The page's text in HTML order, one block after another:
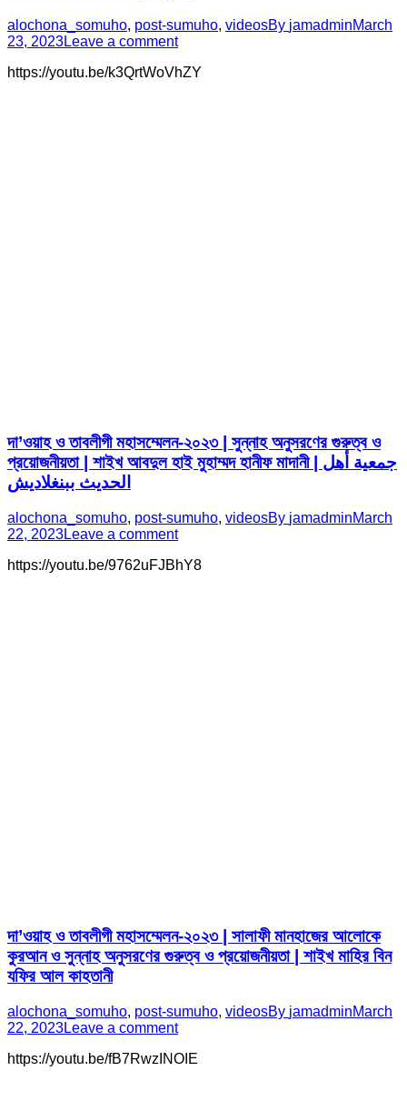
alochona_somuho, post-sumuho, videosBy jamadminMarch
23, 2023Leave a comment
https://youtu.be/k3QrtWoVhZY
দা’ওয়াহ ও তাবলীগী মহাসম্মেলন-২০২৩ | সুন্নাহ অনুসরণের গুরুত্ব ও
প্রয়োজনীয়তা | শাইখ আবদুল হাই মুহাম্মদ হানীফ মাদানী | جمعية أهل
الحديث ببنغلاديش
alochona_somuho, post-sumuho, videosBy jamadminMarch
22, 2023Leave a comment
https://youtu.be/9762uFJBhY8
দা’ওয়াহ ও তাবলীগী মহাসম্মেলন-২০২৩ | সালাফী মানহাজের আলোকে
কুরআন ও সুন্নাহ অনুসরণের গুরুত্ব ও প্রয়োজনীয়তা | শাইখ মাহির বিন
যফির আল কাহতানী
alochona_somuho, post-sumuho, videosBy jamadminMarch
22, 2023Leave a comment
https://youtu.be/fB7RwzINOIE